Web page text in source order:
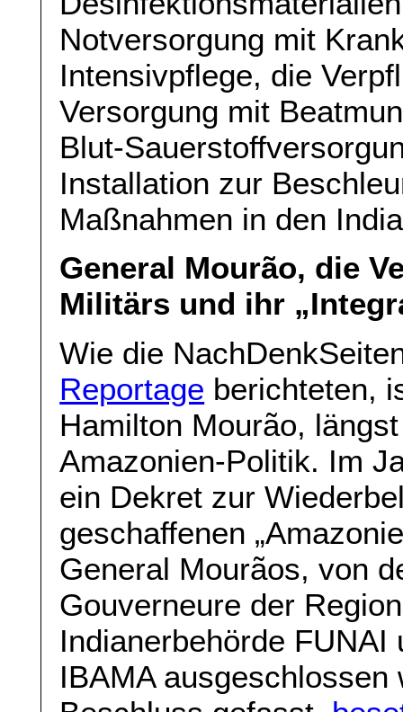
Notversorgung mit
Intensivpflege, die
Versorgung mit
Blut-
Installation zur
Maßnahmen in den
General Mourão, die
Militärs und ihr
Wie die
Reportage berichteten,
Hamilton Mourão,
Amazonien-Politik. Im
ein Dekret zur
geschaffenen
General Mourãos, von
Gouverneure der
Indianerbehörde
IBAMA